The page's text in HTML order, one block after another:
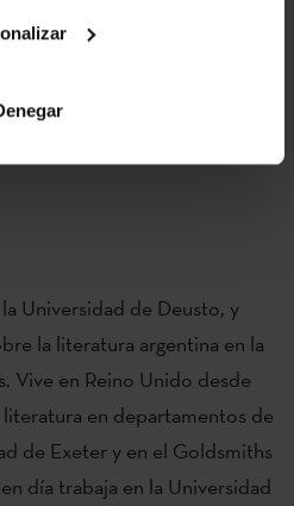
Universidad de Deusto, y
la literatura argentina en la
Vive en Reino Unido desde
en departamentos de
de Exeter y en el Goldsmiths
día trabaja en la Universidad